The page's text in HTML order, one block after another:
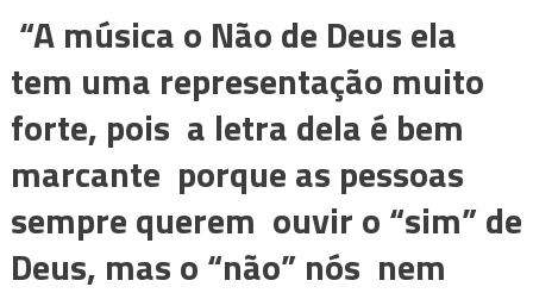
“A música o Não de Deus ela
tem uma representação muito
forte, pois a letra dela é bem
marcante porque as pessoas
sempre querem ouvir o “sim” de
Deus, mas o “não” nós nem